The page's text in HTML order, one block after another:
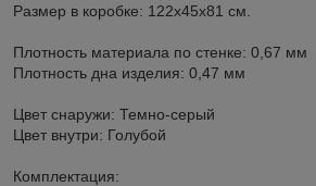
Размер в коробке: 122х45х81 см.
Плотность материала по стенке: 0,67 мм
Плотность дна изделия: 0,47 мм
Цвет снаружи: Темно-серый
Цвет внутри: Голубой
Комплектация: